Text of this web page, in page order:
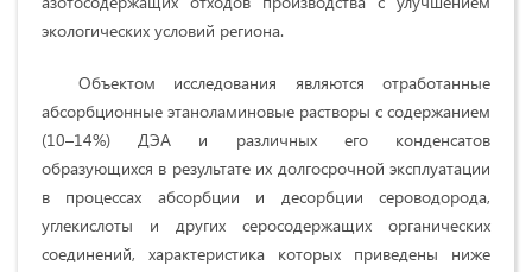
экологических условий региона.
Объектом исследования являются отработанные
абсорбционные этаноламиновые растворы с содержанием
(10–14%) ДЭА и различных его конденсатов
образующихся в результате их долгосрочной эксплуатации
в процессах абсорбции и десорбции сероводорода,
углекислоты и других серосодержащих органических
соединений, характеристика которых приведены ниже